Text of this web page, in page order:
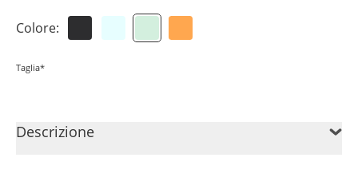
Colore:
Taglia*
Descrizione